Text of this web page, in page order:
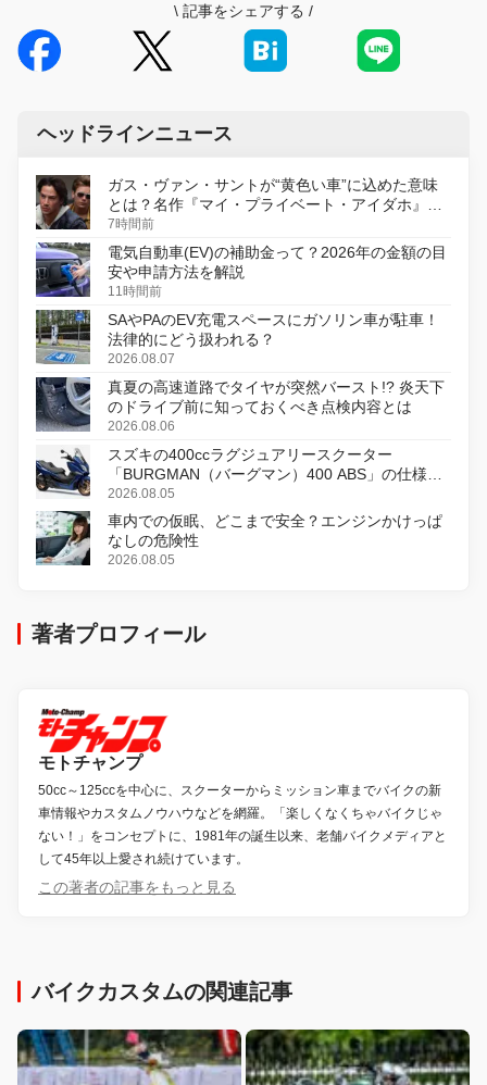
\ 記事をシェアする /
ヘッドラインニュース
ガス・ヴァン・サントが“黄色い車”に込めた意味
とは？名作『マイ・プライベート・アイダホ』が
初のデジタルリマスター版で復活
7時間前
電気自動車(EV)の補助金って？2026年の金額の目
安や申請方法を解説
11時間前
SAやPAのEV充電スペースにガソリン車が駐車！
法律的にどう扱われる？
2026.08.07
真夏の高速道路でタイヤが突然バースト!? 炎天下
のドライブ前に知っておくべき点検内容とは
2026.08.06
スズキの400ccラグジュアリースクーター
「BURGMAN（バーグマン）400 ABS」の仕様を
変更し、8月18日に発売
2026.08.05
車内での仮眠、どこまで安全？エンジンかけっぱ
なしの危険性
2026.08.05
著者プロフィール
モトチャンプ
50cc～125ccを中心に、スクーターからミッション車までバイクの新
車情報やカスタムノウハウなどを網羅。「楽しくなくちゃバイクじゃ
ない！」をコンセプトに、1981年の誕生以来、老舗バイクメディアと
して45年以上愛され続けています。
この著者の記事をもっと見る
バイクカスタムの関連記事